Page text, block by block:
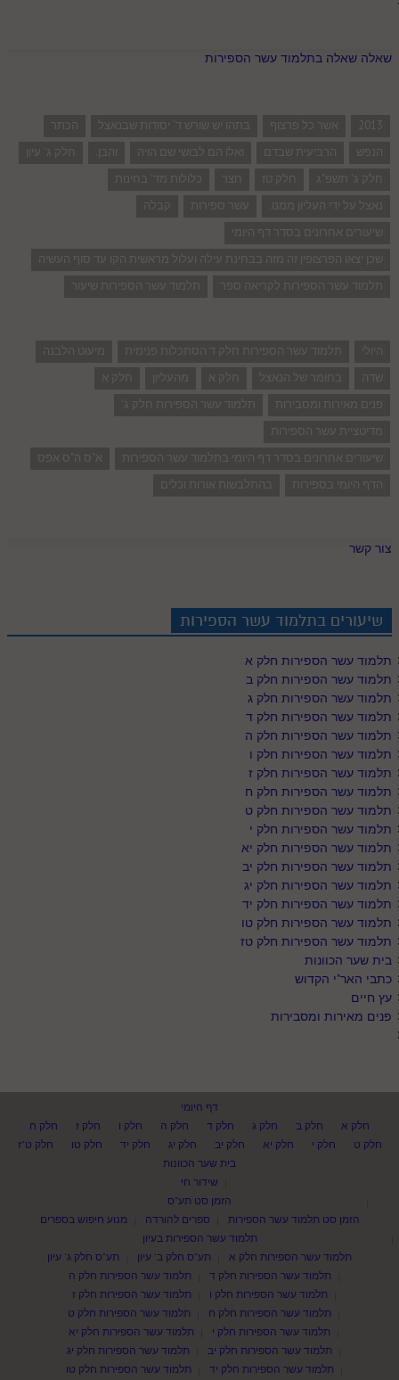
שאלה שאלה בתלמוד עשר הספירות
2013 אשר כל פרצוף בתהו יש שורש ד' יסודות שבנאצל
הכתר
הנפש
הרביעית שבדם ואלו הם לבושי שם הויה והבן.
חלק ג' עיון
חלק ג' תשפ"ג
חלק טז חצר
כלולות מד' בחינות
נאצל על ידי העליון ממנו.
עשר ספירות
קבלה
שיעורים אחרונים בסדר דף היומי
שכן יצאו הפרצופין זה מזה בבחינת עילה ועלול מראשית הקו עד סוף העשיה
תלמוד עשר הספירות לקריאה ספר
תלמוד עשר הספירות שיעור
היולי תלמוד עשר הספירות חלק ד הסתכלות פנימית
מיעוט הלבנה
שדה
בחומר של הנאצל חלק א מהעליון
חלק א
פנים מאירות ומסבירות
תלמוד עשר הספירות חלק ג'
מדיטציית עשר הספירות
שיעורים אחרונים בסדר דף היומי בתלמוד עשר הספירות
א"ס ה"ס אפס
הדף היומי בספירות
בהתלבשות אורות וכלים
צור קשר
שיעורים בתלמוד עשר הספירות
תלמוד עשר הספירות חלק א
תלמוד עשר הספירות חלק ב
תלמוד עשר הספירות חלק ג
תלמוד עשר הספירות חלק ד
תלמוד עשר הספירות חלק ה
תלמוד עשר הספירות חלק ו
תלמוד עשר הספירות חלק ז
תלמוד עשר הספירות חלק ח
תלמוד עשר הספירות חלק ט
תלמוד עשר הספירות חלק י
תלמוד עשר הספירות חלק יא
תלמוד עשר הספירות חלק יב
תלמוד עשר הספירות חלק יג
תלמוד עשר הספירות חלק יד
תלמוד עשר הספירות חלק טו
תלמוד עשר הספירות חלק טז
בית שער הכוונות
כתבי האר"י הקדוש
עץ חיים
פנים מאירות ומסבירות
דף היומי
חלק א
חלק ב חלק ג חלק ד חלק ה חלק ו חלק ז
חלק ח
חלק ט
חלק י חלק יא חלק יב חלק יג חלק יד חלק טו
חלק ט"ז
בית שער הכוונות
שידור חי
הזמן סט תע"ס
הזמן סט תלמוד עשר הספירות
ספרים להורדה
מנוע חיפוש בספרים
תלמוד עשר הספירות בעיון
תלמוד עשר הספירות חלק א
תע"ס חלק ב' עיון
תע"ס חלק ג' עיון
תלמוד עשר הספירות חלק ד
תלמוד עשר הספירות חלק ה
תלמוד עשר הספירות חלק ו
תלמוד עשר הספירות חלק ז
תלמוד עשר הספירות חלק ח
תלמוד עשר הספירות חלק ט
תלמוד עשר הספירות חלק י
תלמוד עשר הספירות חלק יא
תלמוד עשר הספירות חלק יב
תלמוד עשר הספירות חלק יג
תלמוד עשר הספירות חלק יד
תלמוד עשר הספירות חלק טו